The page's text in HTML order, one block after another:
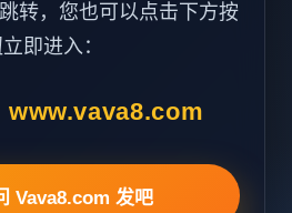
转，您也可以点击下方按
即进入：
www.vava8.com
Vava8.com 发吧